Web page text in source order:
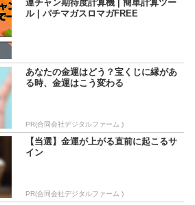
連チャン期待度計算機 | 簡単計算ツー
ル | パチマガスロマガFREE
あなたの金運はどう？宝くじに縁があ
る時、金運はこう変わる
PR(合同会社デジタルファーム )
【当選】金運が上がる直前に起こるサ
イン
PR(合同会社デジタルファーム )